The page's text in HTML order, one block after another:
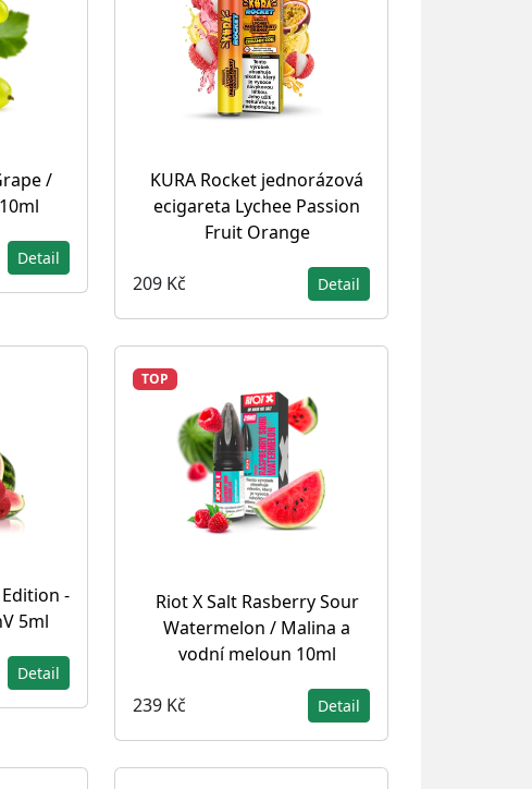
/
Detail
KURA Rocket jednorázová
ecigareta Lychee Passion
Fruit Orange
209 Kč Detail
-
5ml
Detail
TOP
Riot X Salt Rasberry Sour
Watermelon / Malina a
vodní meloun 10ml
239 Kč Detail